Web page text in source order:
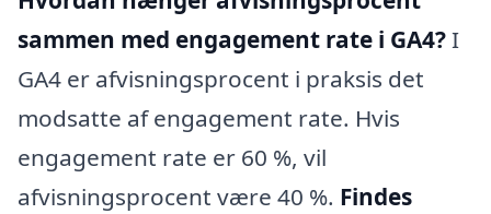
sammen med engagement rate i GA4?I
GA4 er afvisningsprocent i praksis det
modsatte af engagement rate. Hvis
engagement rate er 60 %, vil
afvisningsprocent være 40 %. Findes